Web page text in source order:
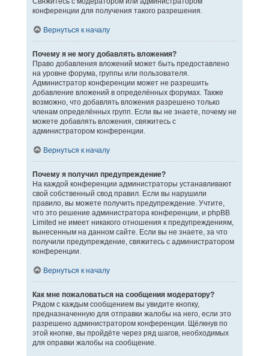
конференции для получения такого разрешения.
Вернуться к началу
Почему я не могу добавлять вложения?
Право добавления вложений может быть предоставлено
на уровне форума, группы или пользователя.
Администратор конференции может не разрешить
добавление вложений в определённых форумах. Также
возможно, что добавлять вложения разрешено только
членам определённых групп. Если вы не знаете, почему не
можете добавлять вложения, свяжитесь с
администратором конференции.
Вернуться к началу
Почему я получил предупреждение?
На каждой конференции администраторы устанавливают
свой собственный свод правил. Если вы нарушили
правило, вы можете получить предупреждение. Учтите,
что это решение администратора конференции, и phpBB
Limited не имеет никакого отношения к предупреждениям,
вынесенным на данном сайте. Если вы не знаете, за что
получили предупреждение, свяжитесь с администратором
конференции.
Вернуться к началу
Как мне пожаловаться на сообщения модератору?
Рядом с каждым сообщением вы увидите кнопку,
предназначенную для отправки жалобы на него, если это
разрешено администратором конференции. Щёлкнув по
этой кнопке, вы пройдёте через ряд шагов, необходимых
для оправки жалобы на сообщение.